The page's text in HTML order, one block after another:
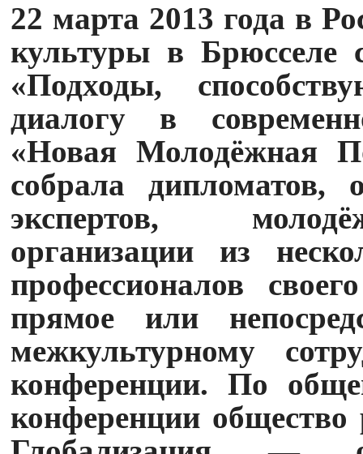
22 марта 2013 года в
культуры в Брюсселе
«Подходы,
диалогу в
«Новая Молодёжная
собрала дипломатов,
экспертов,
организации из
профессионалов
прямое или
межкультурному
конференции. По
конференции общество